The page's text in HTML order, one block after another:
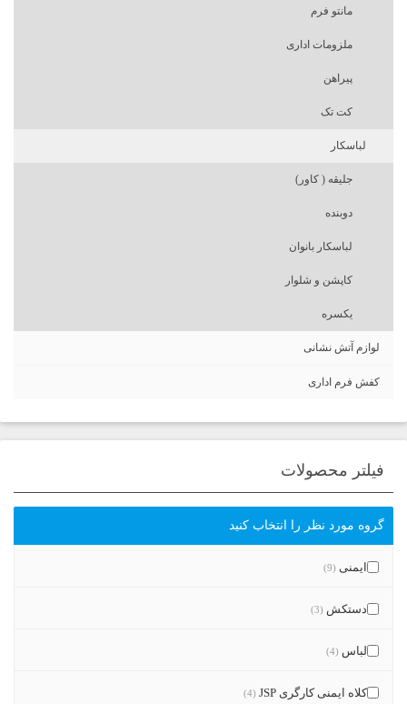
مانتو فرم
ملزومات اداری
پیراهن
کت تک
لباسکار
جلیقه ( کاور)
دوبنده
لباسکار بانوان
کاپشن و شلوار
یکسره
لوازم آتش نشانی
کفش فرم اداری
فیلتر محصولات
گروه مورد نظر را انتخاب کنید
ایمنی (9)
دستکش (3)
لباس (4)
کلاه ایمنی کارگری JSP (4)